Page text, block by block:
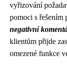
vyřizování
pomoci s řešením
negativní
klientům přijde
omezené funkce